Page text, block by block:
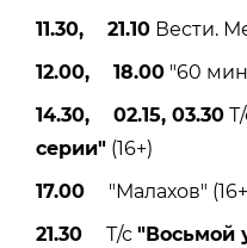
11.30, 21.10 Вести.
12.00, 18.00 "60
14.30, 02.15, 03.30
серии" (16+)
17.00 "Малахов"
21.30 Т/с "Восьмой